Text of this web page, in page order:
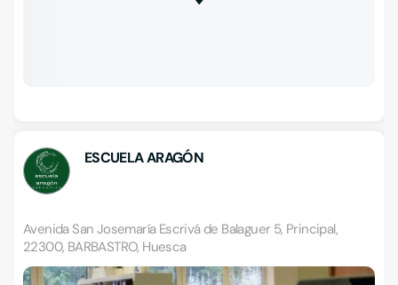
ESCUELA ARAGÓN
Avenida San Josemaría Escrivá de Balaguer 5, Principal,
22300, BARBASTRO, Huesca